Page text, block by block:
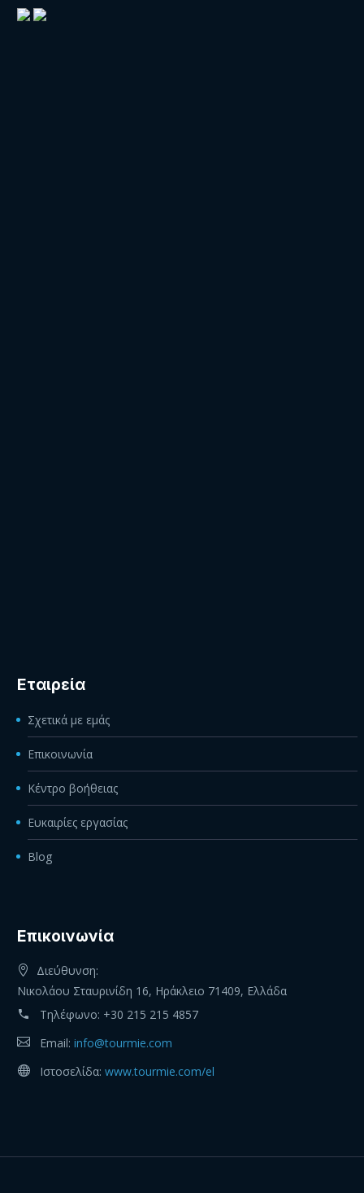
Εταιρεία
Σχετικά με εμάς
Επικοινωνία
Κέντρο βοήθειας
Ευκαιρίες εργασίας
Blog
Eπικοινωνία
Διεύθυνση:
Νικολάου Σταυρινίδη 16, Ηράκλειο 71409, Ελλάδα
Τηλέφωνο: +30 215 215 4857
Email: info@tourmie.com
Ιστοσελίδα: www.tourmie.com/el